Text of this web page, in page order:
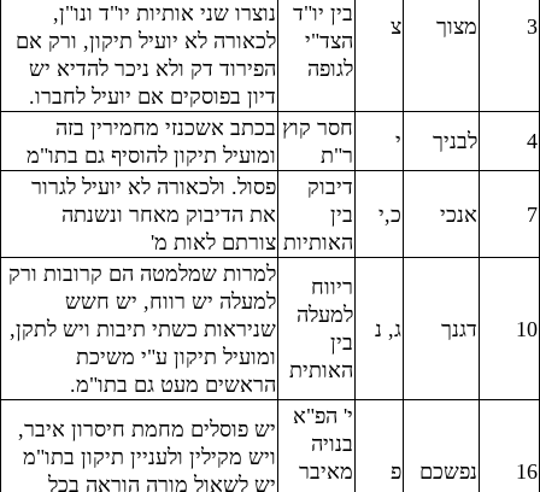
3 מצוך צ
בין יו"ד
הצד"י
לגופה
נוצרו שני אותיות יו"ד ונו"ן,
לכאורה לא יועיל תיקון, ורק אם
הפירוד דק ולא ניכר להדיא יש
דיון בפוסקים אם יועיל לחברו.
4
לבניך י
חסר קוץ
ר"ת
בכתב אשכנזי מחמירין בזה
ומועיל תיקון להוסיף גם בתו"מ
7 אנכי כ,י
דיבוק
בין
האותיות
פסול. ולכאורה לא יועיל לגרור
את הדיבוק מאחר ונשנתה
צורתם לאות מ'
10 דגנך ג, נ
ריווח
למעלה
בין
האותית
למרות שמלמטה הם קרובות ורק
למעלה יש רווח, יש חשש
שניראות כשתי תיבות ויש לתקן,
ומועיל תיקון ע"י משיכת
הראשים מעט גם בתו"מ.
16 נפשכם פ
י' הפ"א
בנויה
מאיבר
יש פוסלים מחמת חיסרון איבר,
ויש מקילין ולעניין תיקון בתו"מ
יש לשאול מורה הוראה בכל